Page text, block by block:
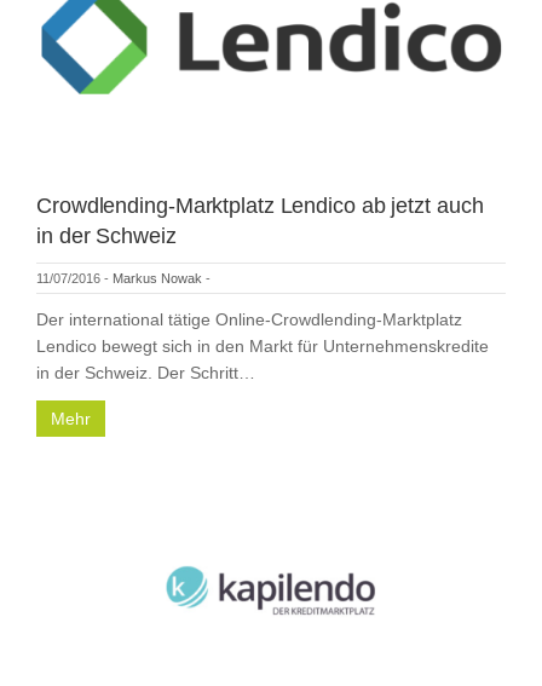
Crowdlending-Marktplatz Lendico ab jetzt auch
in der Schweiz
11/07/2016 - Markus Nowak -
Der international tätige Online-Crowdlending-Marktplatz
Lendico bewegt sich in den Markt für Unternehmenskredite
in der Schweiz. Der Schritt…
Mehr